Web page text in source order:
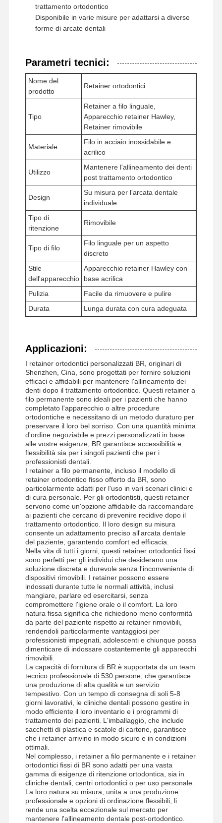
trattamento ortodontico
Disponibile in varie misure per adattarsi a diverse
forme di arcate dentali
Parametri tecnici:
Nome del
prodotto
Retainer ortodontici
Tipo
Retainer a filo linguale,
Apparecchio retainer Hawley,
Retainer rimovibile
Materiale
Filo in acciaio inossidabile e
acrilico
Utilizzo
Mantenere l'allineamento dei denti
post trattamento ortodontico
Design
Su misura per l'arcata dentale
individuale
Tipo di
ritenzione
Rimovibile
Tipo di filo
Filo linguale per un aspetto
discreto
Stile
dell'apparecchio
Apparecchio retainer Hawley con
base acrilica
Pulizia
Facile da rimuovere e pulire
Durata
Lunga durata con cura adeguata
Applicazioni:
I retainer ortodontici personalizzati BR, originari di
Shenzhen, Cina, sono progettati per fornire soluzioni
efficaci e affidabili per mantenere l'allineamento dei
denti dopo il trattamento ortodontico. Questi retainer a
filo permanente sono ideali per i pazienti che hanno
completato l'apparecchio o altre procedure
ortodontiche e necessitano di un metodo duraturo per
preservare il loro bel sorriso. Con una quantità minima
d'ordine negoziabile e prezzi personalizzati in base
alle vostre esigenze, BR garantisce accessibilità e
flessibilità sia per i singoli pazienti che per i
professionisti dentali.
I retainer a filo permanente, incluso il modello di
retainer ortodontico fisso offerto da BR, sono
particolarmente adatti per l'uso in vari scenari clinici e
di cura personale. Per gli ortodontisti, questi retainer
servono come un'opzione affidabile da raccomandare
ai pazienti che cercano di prevenire recidive dopo il
trattamento ortodontico. Il loro design su misura
consente un adattamento preciso all'arcata dentale
del paziente, garantendo comfort ed efficacia.
Nella vita di tutti i giorni, questi retainer ortodontici fissi
sono perfetti per gli individui che desiderano una
soluzione discreta e durevole senza l'inconveniente di
dispositivi rimovibili. I retainer possono essere
indossati durante tutte le normali attività, inclusi
mangiare, parlare ed esercitarsi, senza
compromettere l'igiene orale o il comfort. La loro
natura fissa significa che richiedono meno conformità
da parte del paziente rispetto ai retainer rimovibili,
rendendoli particolarmente vantaggiosi per
professionisti impegnati, adolescenti e chiunque possa
dimenticare di indossare costantemente gli apparecchi
rimovibili.
La capacità di fornitura di BR è supportata da un team
tecnico professionale di 530 persone, che garantisce
una produzione di alta qualità e un servizio
tempestivo. Con un tempo di consegna di soli 5-8
giorni lavorativi, le cliniche dentali possono gestire in
modo efficiente il loro inventario e i programmi di
trattamento dei pazienti. L'imballaggio, che include
sacchetti di plastica e scatole di cartone, garantisce
che i retainer arrivino in modo sicuro e in condizioni
ottimali.
Nel complesso, i retainer a filo permanente e i retainer
ortodontici fissi di BR sono adatti per una vasta
gamma di esigenze di ritenzione ortodontica, sia in
cliniche dentali, centri ortodontici o per uso personale.
La loro natura su misura, unita a una produzione
professionale e opzioni di ordinazione flessibili, li
rende una scelta eccezionale sul mercato per
mantenere l'allineamento dentale post-ortodontico.